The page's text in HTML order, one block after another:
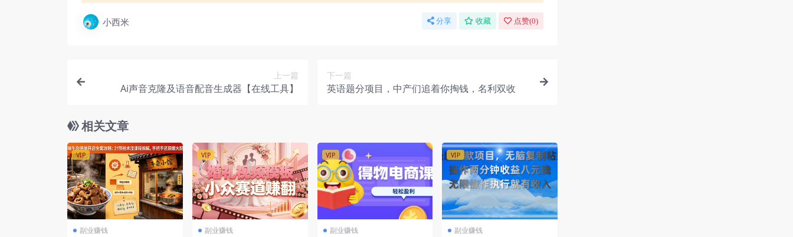
小西米 分享 收藏 点赞(0)
上一篇
Ai声音克隆及语音配音生成器【在线工具】
下一篇
英语题分项目，中产们追着你掏钱，名利双收
相关文章
VIP
副业赚钱
VIP
副业赚钱
VIP
副业赚钱
VIP
副业赚钱